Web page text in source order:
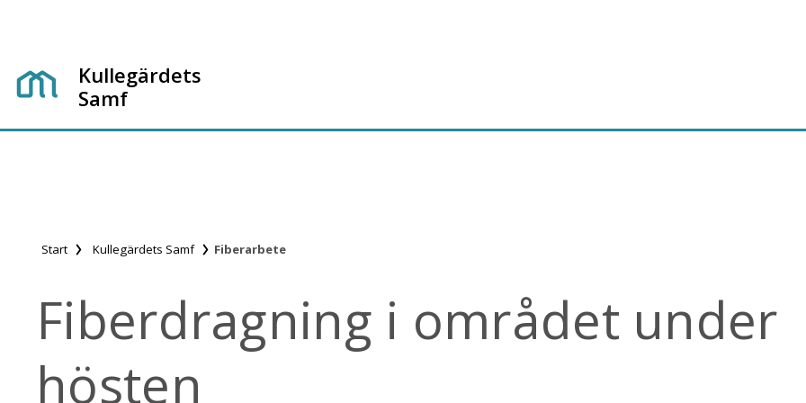
Kullegärdets
Samf
Start Kullegärdets Samf Fiberarbete
Fiberdragning i området under
hösten